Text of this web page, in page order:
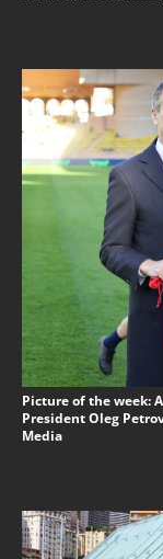
Picture of the week:
President Oleg
Media